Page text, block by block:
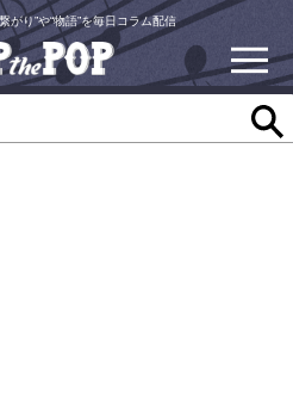
がり”や“物語”を毎日コラム配信